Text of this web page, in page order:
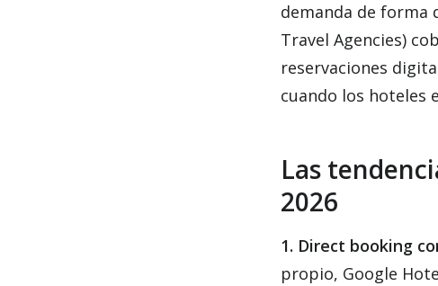
demanda de forma
Travel Agencies)
reservaciones
cuando los hoteles
Las
2026
1. Direct booking
propio, Google